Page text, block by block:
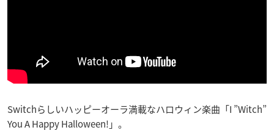
Switchらしいハッピーオーラ満載なハロウィン楽曲「I ”Witch”
You A Happy Halloween!」。